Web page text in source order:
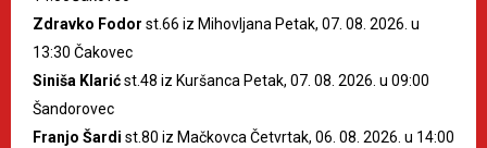
Zdravko Fodor st.66 iz Mihovljana Petak, 07. 08. 2026. u
13:30 Čakovec
Siniša Klarićst.48 iz Kuršanca Petak, 07. 08. 2026. u 09:00
Šandorovec
Franjo Šardi st.80 iz Mačkovca Četvrtak, 06. 08. 2026. u 14:00